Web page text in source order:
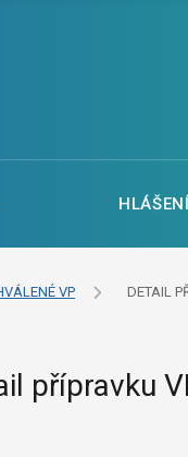
VP DETAIL
přípravku